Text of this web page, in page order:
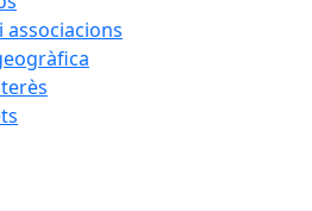
associacions